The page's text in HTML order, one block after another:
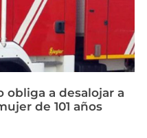
obliga a desalojar a
de 101 años